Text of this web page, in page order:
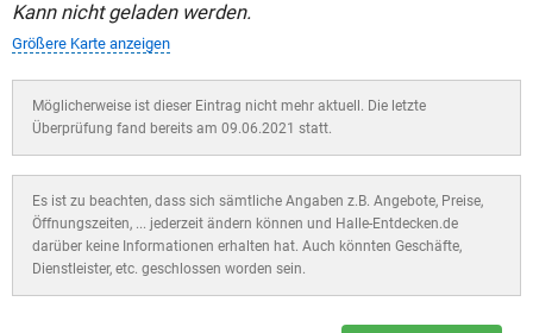
Kann nicht geladen werden.
Größere Karte anzeigen
Möglicherweise ist dieser Eintrag nicht mehr aktuell. Die letzte
Überprüfung fand bereits am 09.06.2021 statt.
Es ist zu beachten, dass sich sämtliche Angaben z.B. Angebote, Preise,
Öffnungszeiten, ... jederzeit ändern können und Halle-Entdecken.de
darüber keine Informationen erhalten hat. Auch könnten Geschäfte,
Dienstleister, etc. geschlossen worden sein.